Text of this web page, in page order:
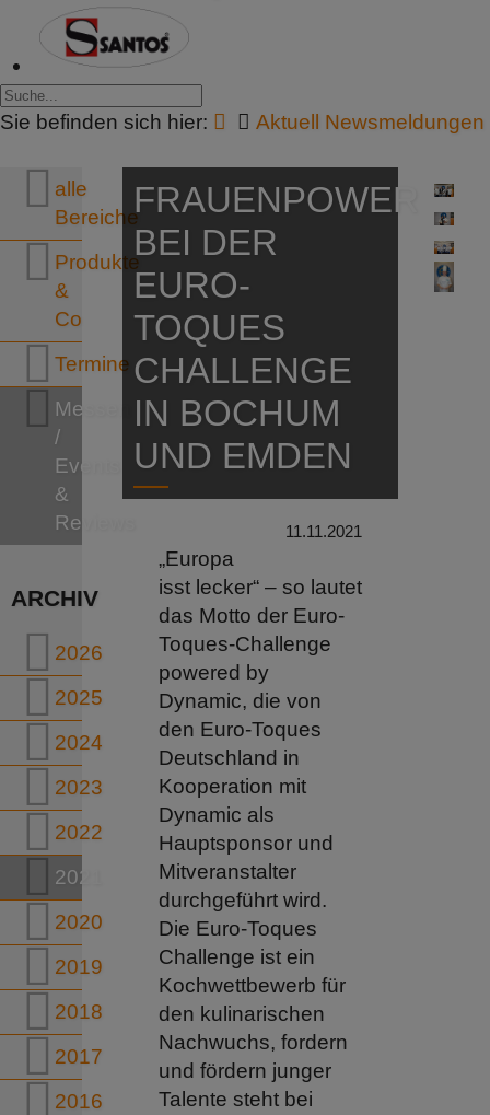
Sie befinden sich hier: Aktuell Newsmeldungen
alle
Bereiche
Produkte
&
Co
Termine
Messen
/
Events
&
Reviews
ARCHIV
2026
2025
2024
2023
2022
2021
2020
2019
2018
2017
2016
FRAUENPOWER
BEI DER
EURO-
TOQUES
CHALLENGE
IN BOCHUM
UND EMDEN
11.11.2021
„Europa
isst lecker“ – so lautet
das Motto der Euro-
Toques-Challenge
powered by
Dynamic, die von
den Euro-Toques
Deutschland in
Kooperation mit
Dynamic als
Hauptsponsor und
Mitveranstalter
durchgeführt wird.
Die Euro-Toques
Challenge ist ein
Kochwettbewerb für
den kulinarischen
Nachwuchs, fordern
und fördern junger
Talente steht bei